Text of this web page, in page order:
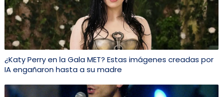
¿Katy Perry en la Gala MET? Estas imágenes creadas por
IA engañaron hasta a su madre